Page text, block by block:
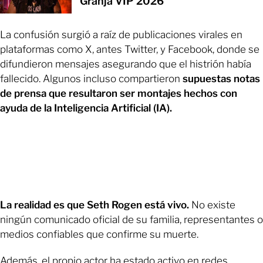
La confusión surgió a raíz de publicaciones virales en
plataformas como X, antes Twitter, y Facebook, donde se
difundieron mensajes asegurando que el histrión había
fallecido. Algunos incluso compartieron supuestas notas
de prensa que resultaron ser montajes hechos con
ayuda de la Inteligencia Artificial (IA).
La realidad es que Seth Rogen está vivo. No existe
ningún comunicado oficial de su familia, representantes o
medios confiables que confirme su muerte.
Además, el propio actor ha estado activo en redes